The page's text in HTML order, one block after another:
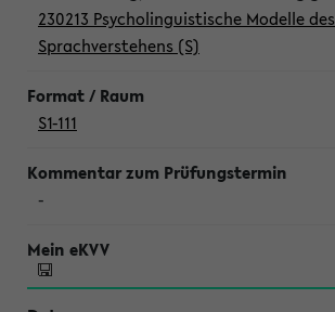
230213 Psycholinguistische Modelle des
Sprachverstehens (S)
S1-111
-